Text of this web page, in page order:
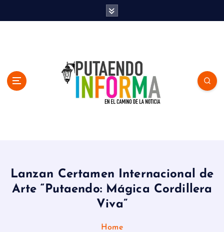
Lanzan Certamen Internacional de
Arte “Putaendo: Mágica Cordillera
Viva”
Home